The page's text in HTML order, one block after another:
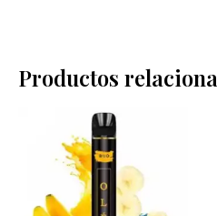
Productos